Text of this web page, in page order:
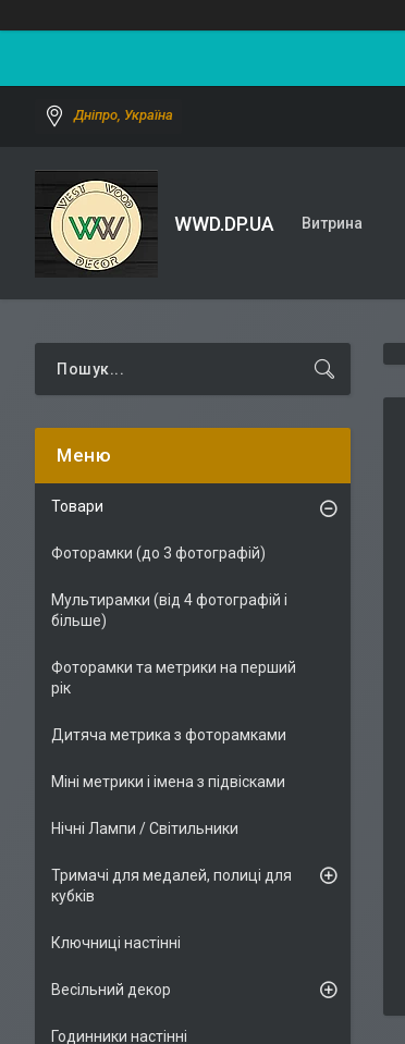
Дніпро, Україна
WWD.DP.UA Витрина
Товари
Фоторамки (до 3 фотографій)
Мультирамки (від 4 фотографій і
більше)
Фоторамки та метрики на перший
рік
Дитяча метрика з фоторамками
Міні метрики і імена з підвісками
Нічні Лампи / Світильники
Тримачі для медалей, полиці для
кубків
Ключниці настінні
Весільний декор
Годинники настінні